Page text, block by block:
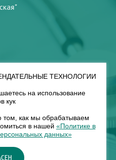
ТЕХНОЛОГИИ
на использование
кук
как мы обрабатываем
в нашей «Политике в
данных»